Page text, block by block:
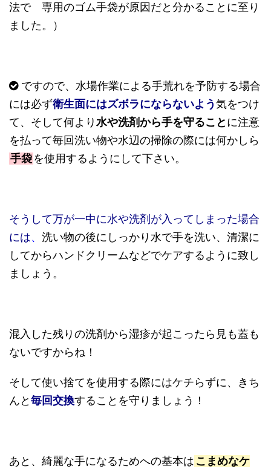
法で 専用のゴム手袋が原因だと分かることに至り
ました。）
ですので、水場作業による手荒れを予防する場合
には必ず衛生面にはズボラにならないよう 気をつけ
て、そして何より 水や洗剤から手を守ること に注意
を払って毎回洗い物や水辺の掃除の際には何かしら
手袋 を使用するようにして下さい。
そうして万が一中に水や洗剤が入ってしまった場合
には、 洗い物の後にしっかり水で手を洗い、清潔に
してからハンドクリームなどでケアするように致し
ましょう。
混入した残りの洗剤から湿疹が起こったら見も蓋も
ないですからね！
そして使い捨てを使用する際にはケチらずに、きち
んと 毎回交換することを守りましょう！
あと、綺麗な手になるためへの基本は こまめなケ